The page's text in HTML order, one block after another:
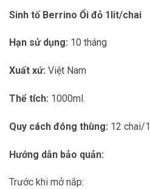
Sinh tố Berrino Ổi đỏ 1lit/chai
Hạn sử dụng: 10 tháng
Xuất xứ: Việt Nam
Thể tích: 1000ml.
Quy cách đóng thùng: 12 chai/
Hướng dẫn bảo quản:
Trước khi mở nắp: